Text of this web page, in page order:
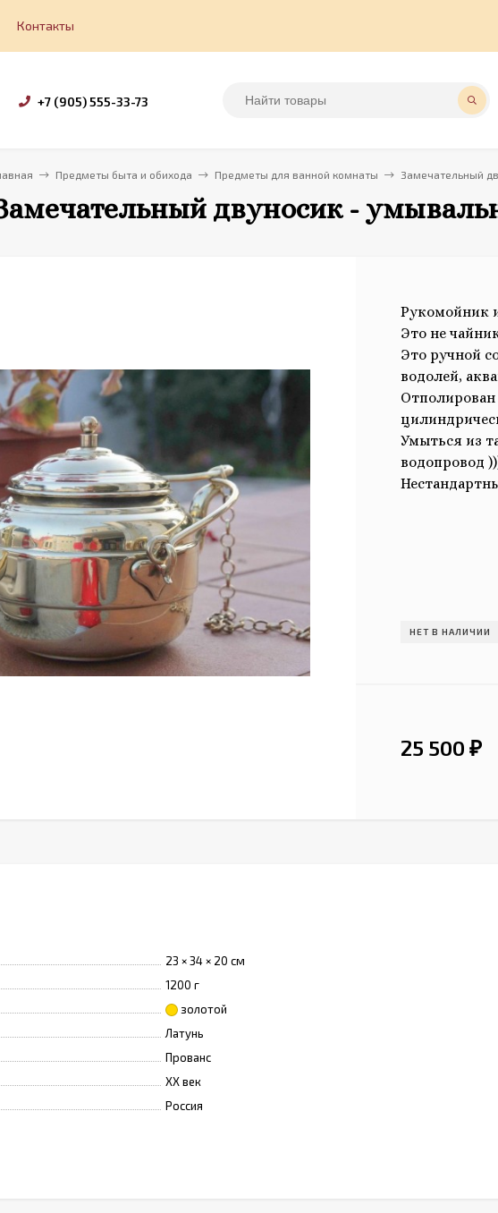
Контакты
+7 (905) 555-33-73
Предметы быта и обихода Предметы для ванной комнаты Замечательный
двуносик -
Рукомойник
Это не
Это ручной
водолей,
Умыться из
водопровод
НЕТ В НАЛИЧИИ
25 500₽
23 × 34 × 20 см
1200 г
золотой
Латунь
Прованс
XX век
Россия